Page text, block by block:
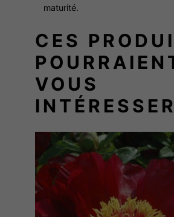
S
T
maturité.
CES
VOUS
INTÉRESSER